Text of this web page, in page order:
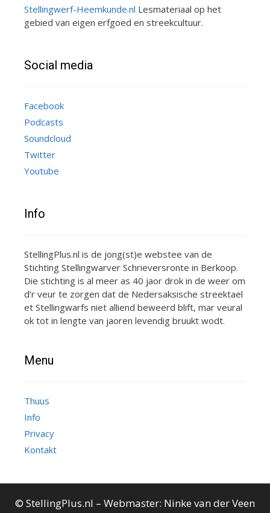
Stellingwerf-Heemkunde.nl Lesmateriaal op het
gebied van eigen erfgoed en streekcultuur.
Social media
Facebook
Podcasts
Soundcloud
Twitter
Youtube
Info
StellingPlus.nl is de jong(st)e webstee van de
Stichting Stellingwarver Schrieversronte in Berkoop.
Die stichting is al meer as 40 jaor drok in de weer om
d’r veur te zorgen dat de Nedersaksische streektael
et Stellingwarfs niet alliend beweerd blift, mar veural
ok tot in lengte van jaoren levendig bruukt wodt.
Menu
Thuus
Info
Privacy
Kontakt
© StellingPlus.nl – Webmaster: Ninke van der Veen